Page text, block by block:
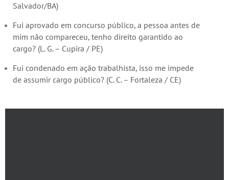
Salvador/BA)
Fui aprovado em concurso público, a pessoa antes de
mim não compareceu, tenho direito garantido ao
cargo? (L. G. – Cupira / PE)
Fui condenado em ação trabalhista, isso me impede
de assumir cargo público? (C. C. – Fortaleza / CE)